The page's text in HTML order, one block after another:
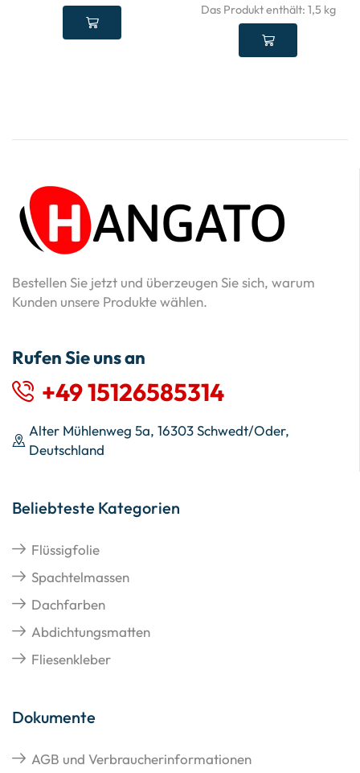
Das Produkt enthält: 1,5 kg
Bestellen Sie jetzt und überzeugen Sie sich, warum
Kunden unsere Produkte wählen.
Rufen Sie uns an
+49 15126585314
Alter Mühlenweg 5a, 16303 Schwedt/Oder,
Deutschland
Beliebteste Kategorien
Flüssigfolie
Spachtelmassen
Dachfarben
Abdichtungsmatten
Fliesenkleber
Dokumente
AGB und Verbraucherinformationen